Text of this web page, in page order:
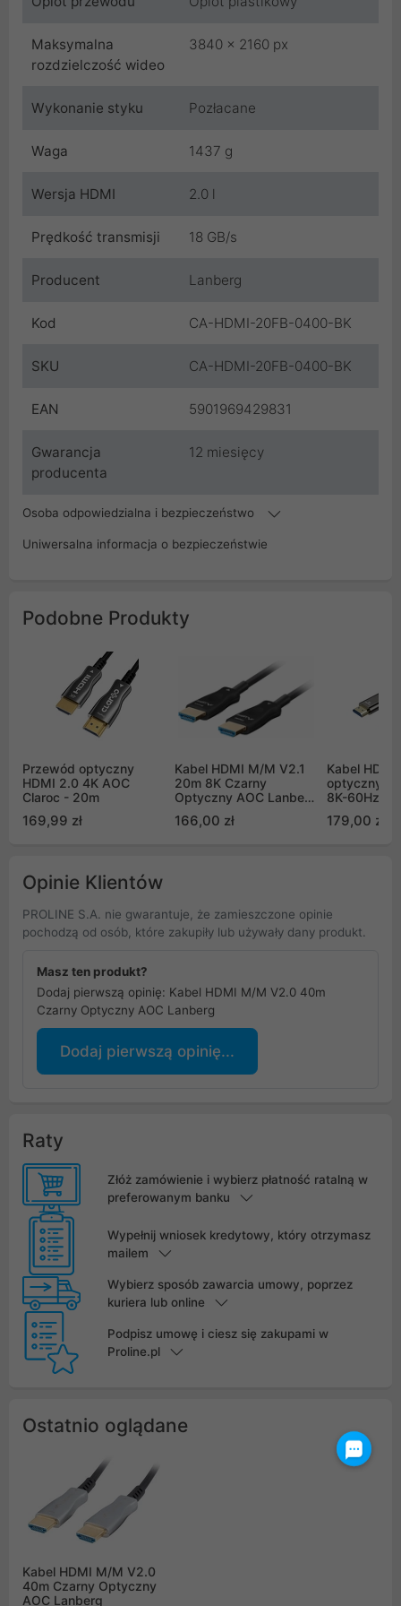
Maksymalna
rozdzielczość wideo
3840 x 2160 px
Wykonanie styku Pozłacane
Waga 1437 g
Wersja HDMI 2.0 l
Prędkość transmisji 18 GB/s
Producent Lanberg
Kod CA-HDMI-20FB-0400-BK
SKU CA-HDMI-20FB-0400-BK
EAN 5901969429831
Gwarancja
producenta
12 miesięcy
Osoba odpowiedzialna i bezpieczeństwo
Uniwersalna informacja o bezpieczeństwie
Podobne Produkty
Przewód optyczny
HDMI 2.0 4K AOC
Claroc - 20m
169,99 zł
Kabel HDMI M/M V2.1
20m 8K Czarny
Optyczny AOC Lanberg
(CA-HDMI-30FB-0200-
BK)
166,00 zł
Kabel HDMI
optyczny
8K-60Hz,
10m
10M)
179,00 zł
Opinie Klientów
PROLINE S.A. nie gwarantuje, że zamieszczone opinie
pochodzą od osób, które zakupiły lub używały dany produkt.
Masz ten produkt?
Dodaj pierwszą opinię: Kabel HDMI M/M V2.0 40m
Czarny Optyczny AOC Lanberg
Dodaj pierwszą opinię...
Raty
Złóż zamówienie i wybierz płatność ratalną w
preferowanym banku
Wypełnij wniosek kredytowy, który otrzymasz
mailem
Wybierz sposób zawarcia umowy, poprzez
kuriera lub online
Podpisz umowę i ciesz się zakupami w
Proline.pl
Ostatnio oglądane
Kabel HDMI M/M V2.0
40m Czarny Optyczny
AOC Lanberg